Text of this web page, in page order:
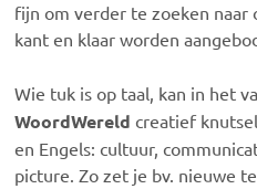
fijn om verder te zoeken naar
kant en klaar worden
Wie tuk is op taal, kan in het
WoordWereld creatief
en Engels: cultuur,
picture. Zo zet je bv. nieuwe